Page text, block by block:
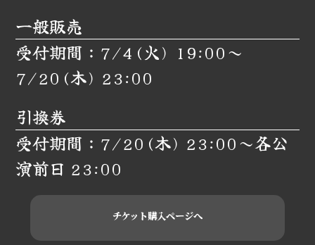
一般販売
受付期間：7/4(火) 19:00～
7/20(木) 23:00
引換券
受付期間：7/20(木) 23:00～各公
演前日 23:00
チケット購入ページへ